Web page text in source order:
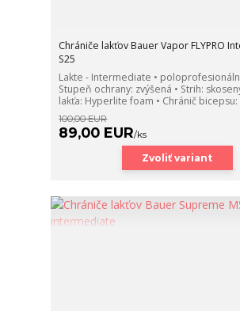
Chrániče lakťov Bauer Vapor FLYPRO
S25
Lakte - Intermediate •
Stupeň ochrany: zvýšená • Strih:
lakťa: Hyperlite foam • Chránič bicepsu:
100,00 EUR
89,00 EUR/ks
Zvoliť variant